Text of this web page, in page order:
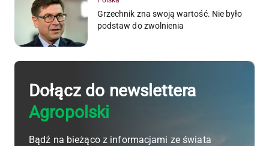
Grzechnik zna swoją wartość. Nie było
podstaw do zwolnienia
Dołącz do newslettera
Agropolski
Bądź na bieżąco z informacjami ze świata